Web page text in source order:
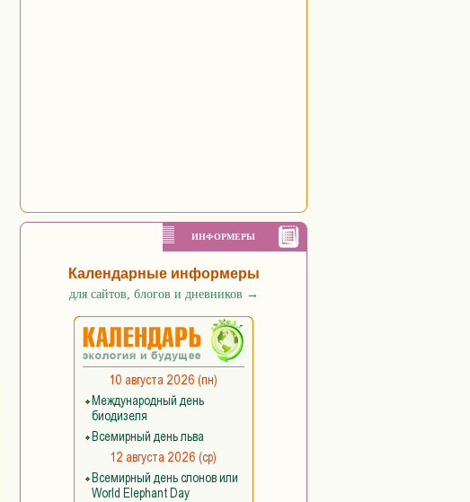
ИНФОРМЕРЫ
Календарные информеры
для сайтов, блогов и дневников →